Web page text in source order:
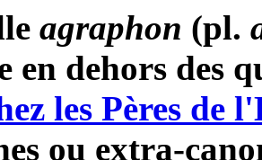
agraphon (pl.
en dehors des
les Pères de
ou extra-